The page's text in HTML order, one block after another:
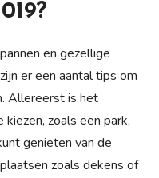
en gezellige
er een aantal tips om
Allereerst is het
zoals een park,
genieten van de
zoals dekens of